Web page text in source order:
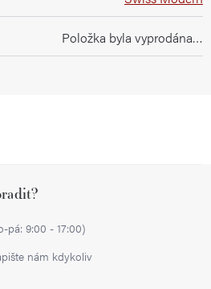
Položka byla vyprodána…
pá: 9:00 - 17:00)
nám kdykoliv